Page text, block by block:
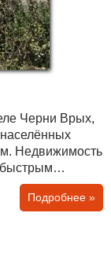
Недвижимость
быстрым
Чёрного
Подробнее »